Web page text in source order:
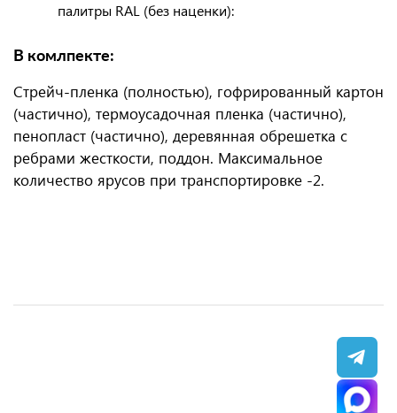
палитры RAL (без наценки):
В комлпекте:
Стрейч-пленка (полностью), гофрированный картон
(частично), термоусадочная пленка (частично),
пенопласт (частично), деревянная обрешетка с
ребрами жесткости, поддон. Максимальное
количество ярусов при транспортировке -2.